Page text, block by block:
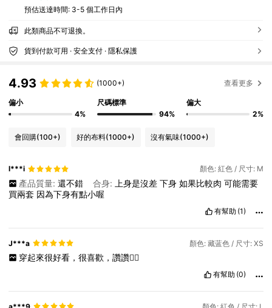
預估送達時間: 3-5 個工作日內
此類商品不可退換。
貨到付款可用 · 安全支付 · 隱私保護
4.93 (1000+) 查看更多
偏小
4%
尺碼標準
94%
偏大
2%
會回購(100+) 好的布料(1000+) 沒有氣味(1000+)
l***i 顏色: 紅色 / 尺寸: M
產品質量: 還不錯 合身: 上身是沒差 下身 如果比較肉 可能需要
買兩套 因為下身有點小喔
有幫助 (1)
J***a 顏色: 藏蓝色 / 尺寸: XS
穿起來很好看，很喜歡，讚讚👍🏼
有幫助 (0)